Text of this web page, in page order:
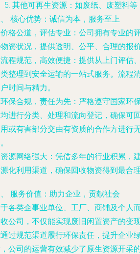
其他可再生资源 ：如废纸、废塑料
核心优势：诚信为本，服务至上
价格公道，评估专业 ：公司拥有专业的
资状况，提供透明、公平、合理的报
流程规范，高效便捷 ：提供从上门评估
整理到安全运输的一站式服务。流程
时间与精力。
环保合规，责任为先 ：严格遵守国家环
进行分类、处理和流向登记，确保可
或有害部分交由有资质的合作方进行
资源网络强大 ：凭借多年的行业积累，
化利用渠道，确保回收物资得到最合
服务价值：助力企业，贡献社会
各类企事业单位、工厂、商铺及个人
公司，不仅能实现废旧闲置资产的变
过规范渠道履行环保责任，提升企业
公司的运营有效减少了原生资源开采